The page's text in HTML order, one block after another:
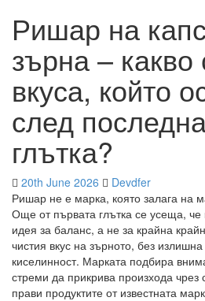
Ришар на
зърна – какво
вкуса, който
след
глътка?
20th June 2026
Devdfer
Ришар не е марка, която залага на
Още от първата глътка се усеща,
идея за баланс, а не за крайна
чистия вкус на зърното, без
киселинност. Марката подбира
стреми да прикрива произхода чрез
прави продуктите от известната